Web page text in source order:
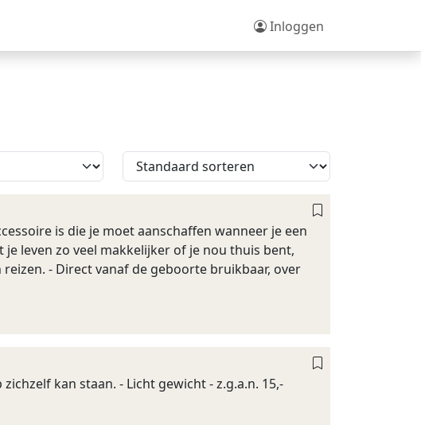
Inloggen
is die je moet aanschaffen wanneer je een
leven zo veel makkelijker of je nou thuis bent,
- Direct vanaf de geboorte bruikbaar, over
kan staan. - Licht gewicht - z.g.a.n. 15,-